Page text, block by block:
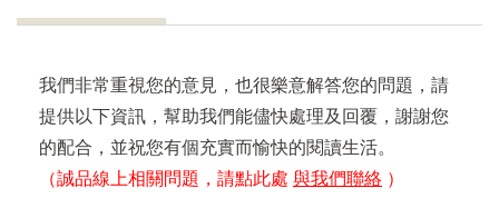
我們非常重視您的意見，也很樂意解答您的問題，請
提供以下資訊，幫助我們能儘快處理及回覆，謝謝您
的配合，並祝您有個充實而愉快的閱讀生活。
（誠品線上相關問題，請點此處 與我們聯絡 ）